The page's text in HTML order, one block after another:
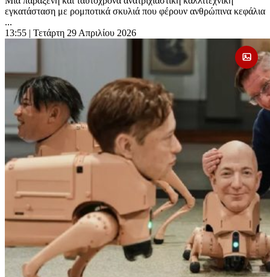
εγκατάσταση με ρομποτικά σκυλιά που φέρουν ανθρώπινα κεφάλια
...
13:55 | Τετάρτη 29 Απριλίου 2026